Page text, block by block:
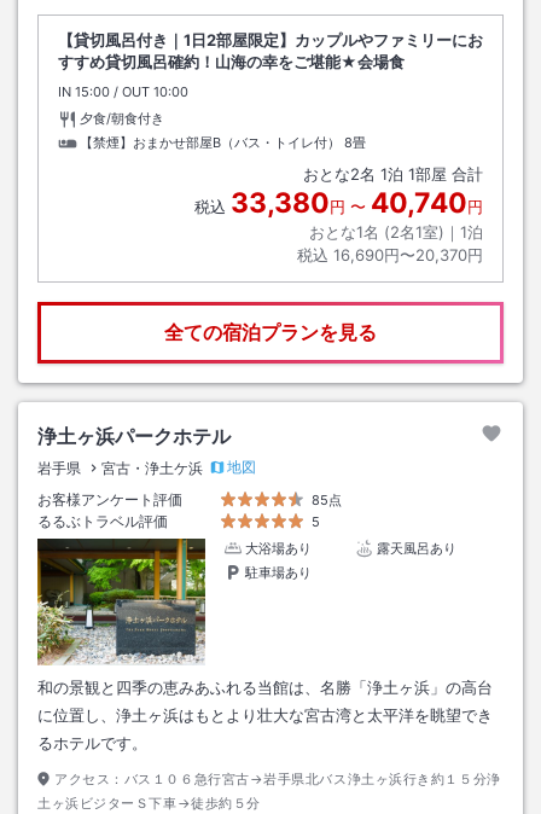
【貸切風呂付き｜1日2部屋限定】カップルやファミリーにお
すすめ貸切風呂確約！山海の幸をご堪能★会場食
IN チェックイン
15:00 / OUT チェックアウト
10:00
夕食/朝食付き
【禁煙】おまかせ部屋B（バス・トイレ付）
8畳
おとな2名 1泊 1部屋 合計
税込 33,380円 〜 40,740円
おとな1名 (2名1室)｜ 1泊
税込 16,690円〜20,370円
全ての宿泊プランを見る
浄土ヶ浜パークホテル
岩手県 宮古・浄土ケ浜
地図
お客様アンケート評価
85点
るるぶトラベル評価
5
大浴場あり
露天風呂あり
駐車場あり
和の景観と四季の恵みあふれる当館は、名勝「浄土ヶ浜」の高台
に位置し、浄土ヶ浜はもとより壮大な宮古湾と太平洋を眺望でき
るホテルです。
アクセス： バス１０６急行宮古→岩手県北バス浄土ヶ浜行き約１５分浄
土ヶ浜ビジターＳ下車→徒歩約５分